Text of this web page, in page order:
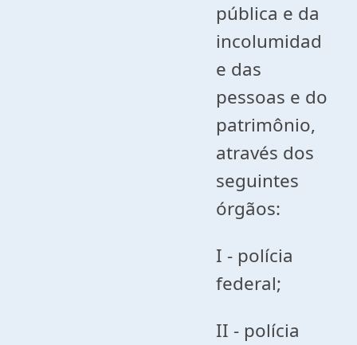
pública e da
incolumidad
e das
pessoas e do
patrimônio,
através dos
seguintes
órgãos:
I - polícia
federal;
II - polícia